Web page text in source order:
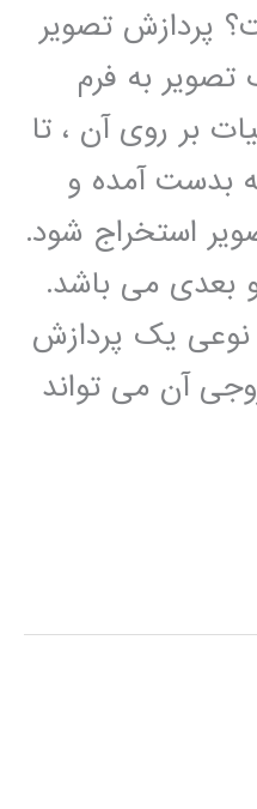
پردازش تصویر
به فرم
بر روی آن ، تا
بدست آمده و
استخراج شود.
بعدی می باشد.
نوعی یک پردازش
آن می تواند